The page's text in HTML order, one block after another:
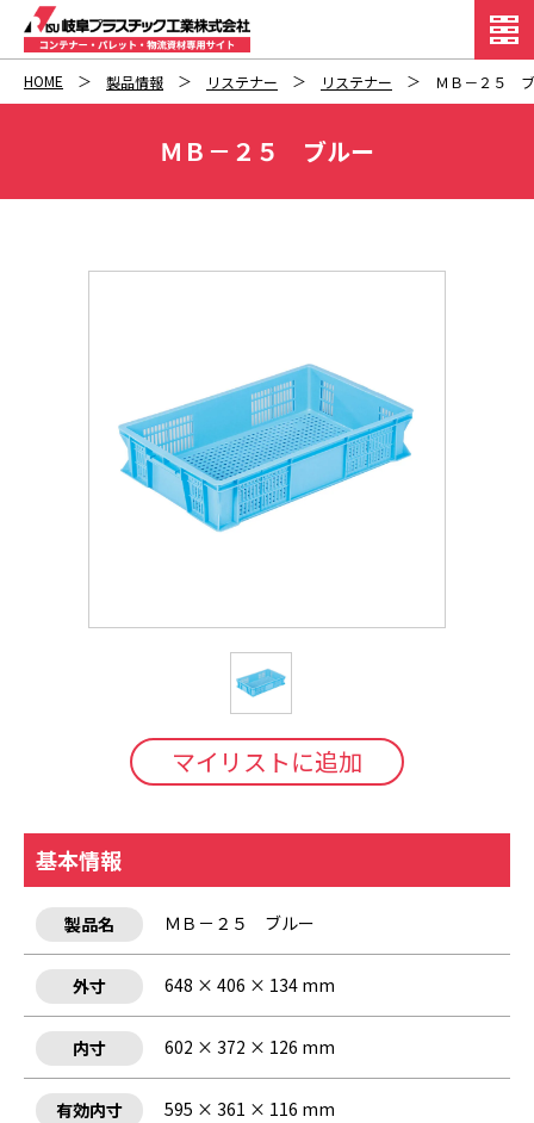
HOME 製品情報 リステナー リステナー ＭＢ－２５
ＭＢ－２５ ブルー
マイリストに追加
基本情報
製品名 ＭＢ－２５ ブルー
外寸 648 × 406 × 134 mm
内寸 602 × 372 × 126 mm
有効内寸 595 × 361 × 116 mm